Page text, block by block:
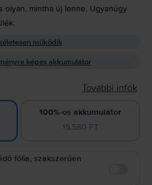
olyan, mintha új lenne. Ugyanúgy
működik
képes akkumulátor
További infók
100%-os akkumulátor
15.580 FT
fólia, szakszerűen